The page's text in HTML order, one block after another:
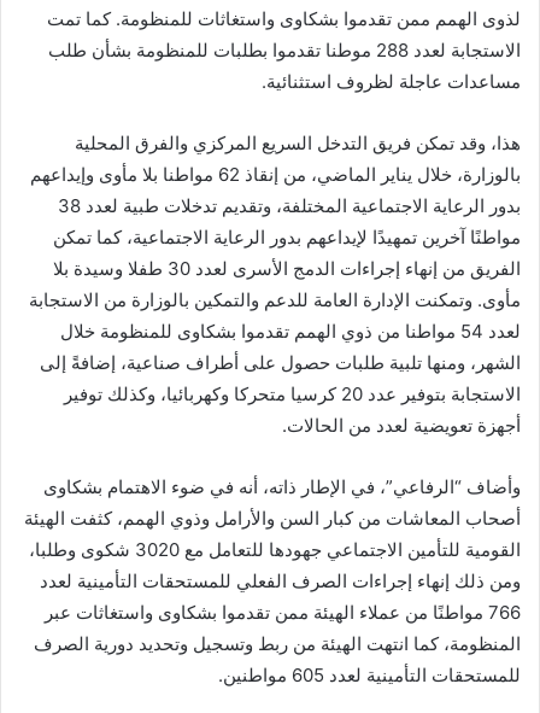
لذوى الهمم ممن تقدموا بشكاوى واستغاثات للمنظومة. كما تمت
الاستجابة لعدد 288 موطنا تقدموا بطلبات للمنظومة بشأن طلب
مساعدات عاجلة لظروف استثنائية.
هذا، وقد تمكن فريق التدخل السريع المركزي والفرق المحلية
بالوزارة، خلال يناير الماضي، من إنقاذ 62 مواطنا بلا مأوى وإيداعهم
بدور الرعاية الاجتماعية المختلفة، وتقديم تدخلات طبية لعدد 38
مواطنًا آخرين تمهيدًا لإيداعهم بدور الرعاية الاجتماعية، كما تمكن
الفريق من إنهاء إجراءات الدمج الأسرى لعدد 30 طفلا وسيدة بلا
مأوى. وتمكنت الإدارة العامة للدعم والتمكين بالوزارة من الاستجابة
لعدد 54 مواطنا من ذوي الهمم تقدموا بشكاوى للمنظومة خلال
الشهر، ومنها تلبية طلبات حصول على أطراف صناعية، إضافةً إلى
الاستجابة بتوفير عدد 20 كرسيا متحركا وكهربائيا، وكذلك توفير
أجهزة تعويضية لعدد من الحالات.
وأضاف “الرفاعي”، في الإطار ذاته، أنه في ضوء الاهتمام بشكاوى
أصحاب المعاشات من كبار السن والأرامل وذوي الهمم، كثفت الهيئة
القومية للتأمين الاجتماعي جهودها للتعامل مع 3020 شكوى وطلبا،
ومن ذلك إنهاء إجراءات الصرف الفعلي للمستحقات التأمينية لعدد
766 مواطنًا من عملاء الهيئة ممن تقدموا بشكاوى واستغاثات عبر
المنظومة، كما انتهت الهيئة من ربط وتسجيل وتحديد دورية الصرف
للمستحقات التأمينية لعدد 605 مواطنين.